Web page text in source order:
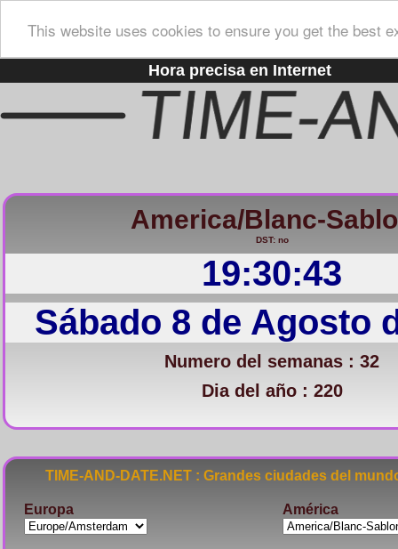
This website uses cookies to ensure you get the best
Hora precisa en Internet
America/Blanc-
DST: no
19:30:44
Sábado 8 de Agosto
Numero del semanas : 32
Dia del año : 220
TIME-AND-DATE.NET : Grandes ciudades del
Europa América